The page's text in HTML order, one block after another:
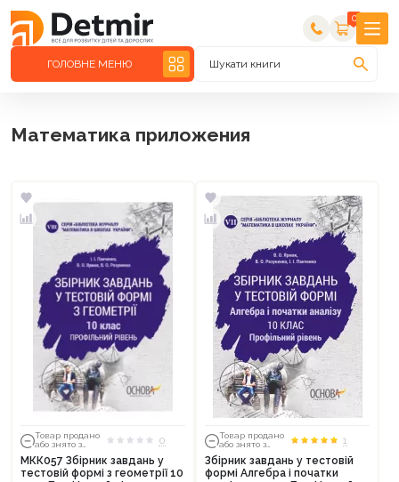
0
ГОЛОВНЕ МЕНЮ Шукати книги
Математика приложения
Товар продано
або знято з
0
МКК057 Збірник завдань у
тестовій формі з геометрії 10
Товар продано
або знято з
1
Збірник завдань у тестовій
формі Алгебра і початки